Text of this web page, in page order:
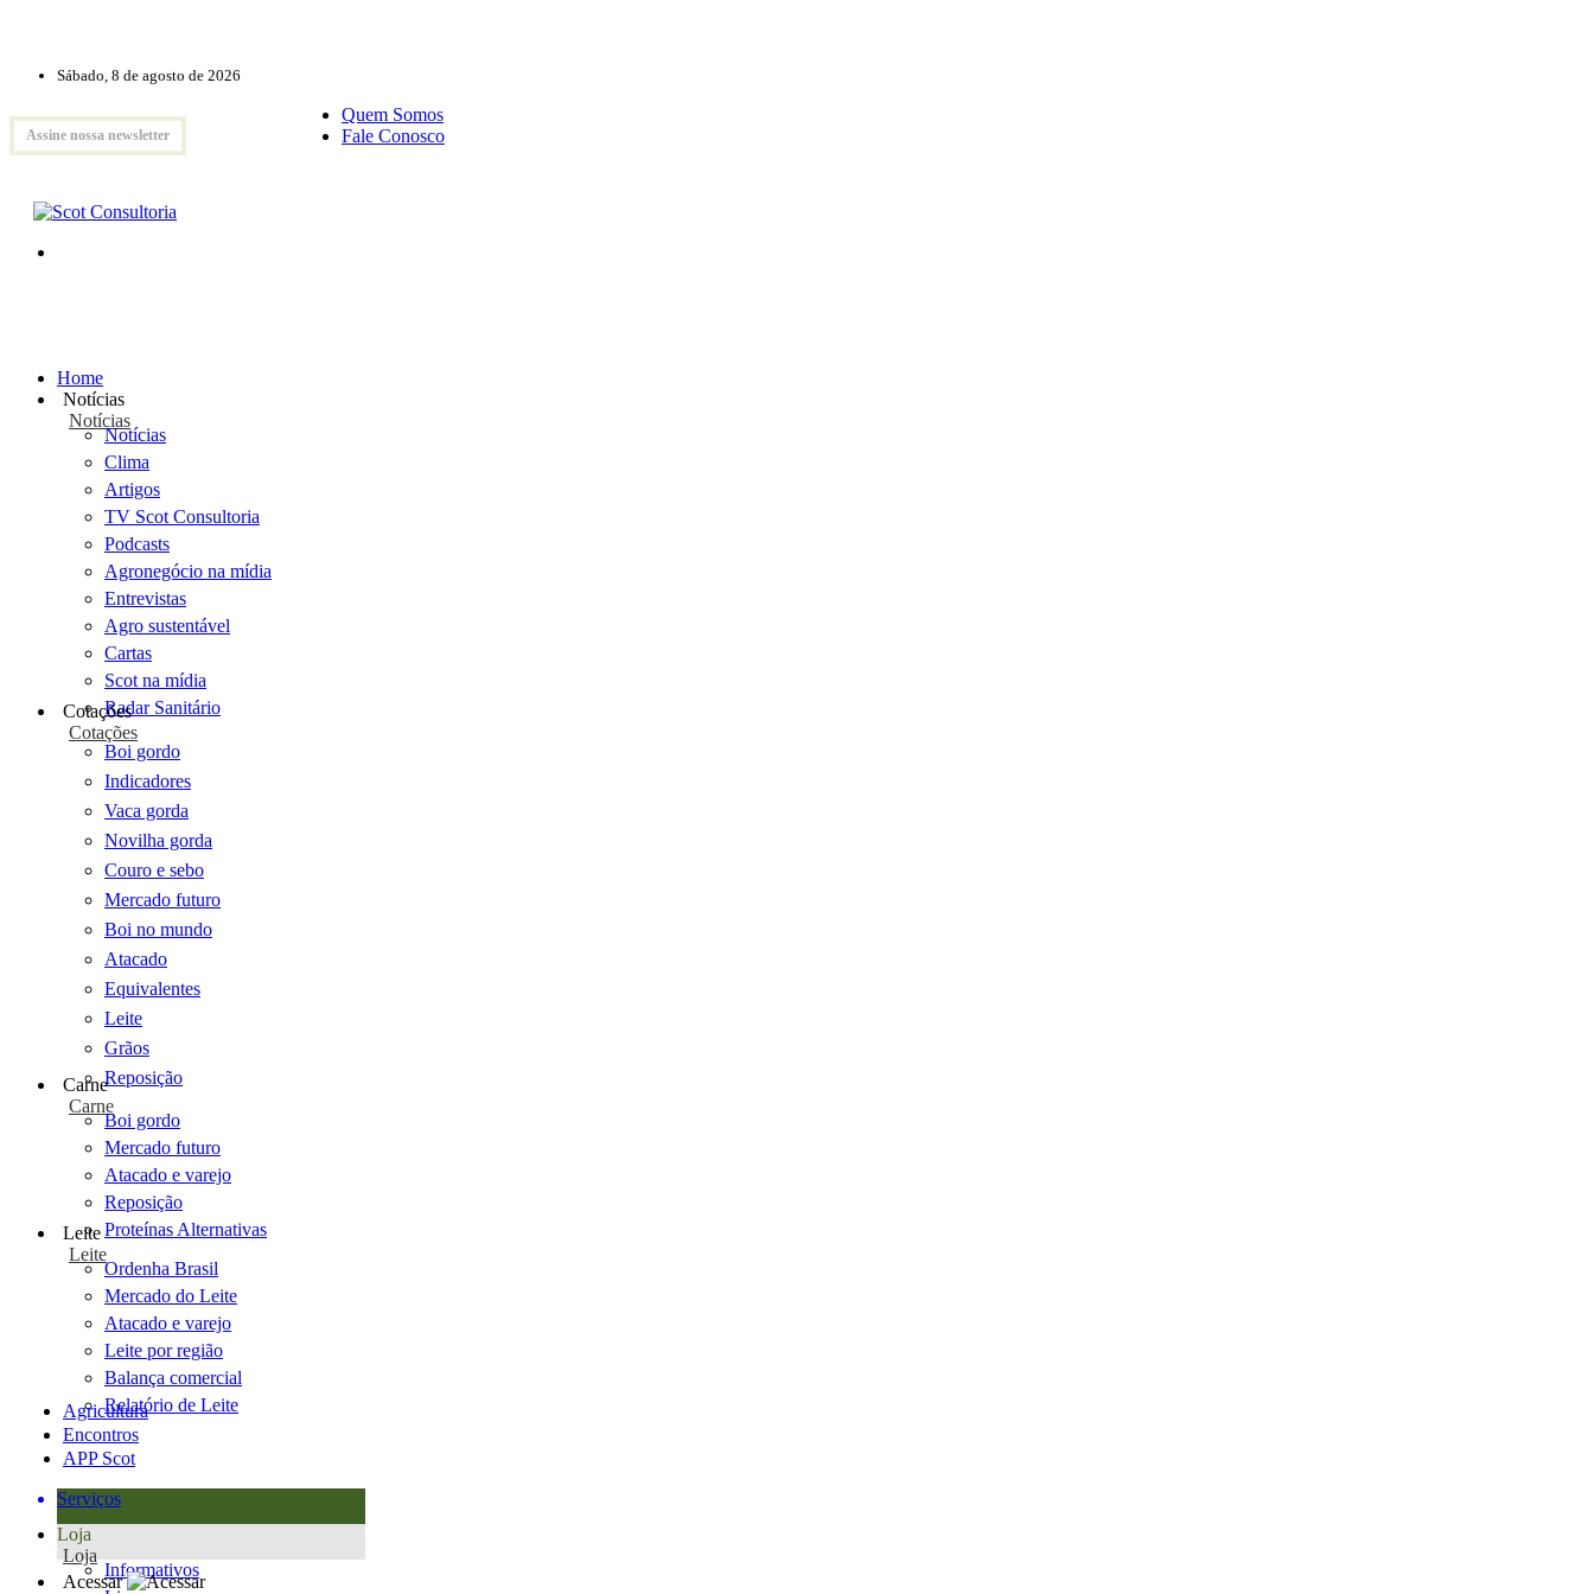
Sábado, 8 de agosto de 2026
Assine nossa newsletter
Quem Somos
Fale Conosco
Home
Notícias
Notícias
Notícias
Clima
Artigos
TV Scot Consultoria
Podcasts
Agronegócio na mídia
Entrevistas
Agro sustentável
Cartas
Scot na mídia
Radar Sanitário
Cotações
Cotações
Boi gordo
Indicadores
Vaca gorda
Novilha gorda
Couro e sebo
Mercado futuro
Boi no mundo
Atacado
Equivalentes
Leite
Grãos
Reposição
Carne
Carne
Boi gordo
Mercado futuro
Atacado e varejo
Reposição
Proteínas Alternativas
Leite
Leite
Ordenha Brasil
Mercado do Leite
Atacado e varejo
Leite por região
Balança comercial
Relatório de Leite
Agricultura
Encontros
APP Scot
Serviços
Loja
Loja
Informativos
Acessar